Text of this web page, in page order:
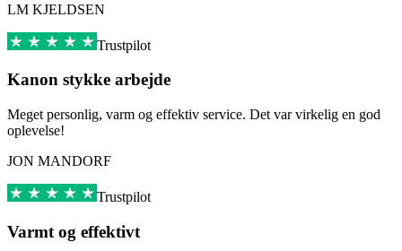
LM KJELDSEN
Trustpilot
Kanon stykke arbejde
Meget personlig, varm og effektiv service. Det var virkelig en god
oplevelse!
JON MANDORF
Trustpilot
Varmt og effektivt